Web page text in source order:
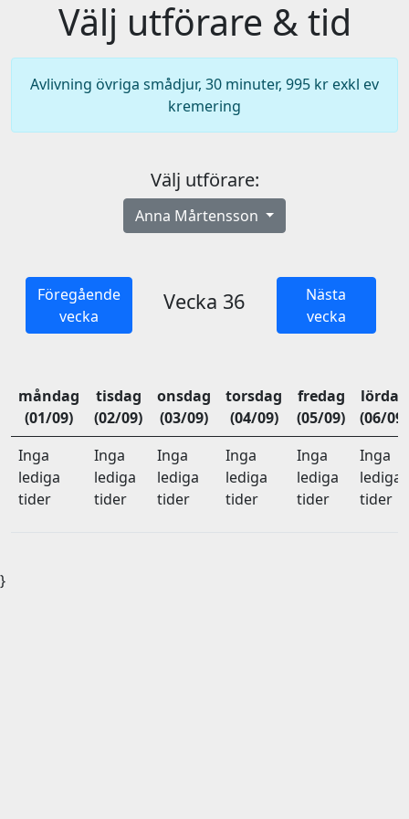
Välj utförare & tid
Avlivning övriga smådjur, 30 minuter, 995 kr exkl ev
kremering
Välj utförare:
Anna Mårtensson
Föregående
vecka
Vecka 36
Nästa
vecka
måndag
(01/09)
tisdag
(02/09)
onsdag
(03/09)
torsdag
(04/09)
fredag
(05/09)
lördag
(06/09)
Inga
lediga
tider
Inga
lediga
tider
Inga
lediga
tider
Inga
lediga
tider
Inga
lediga
tider
Inga
lediga
tider
}